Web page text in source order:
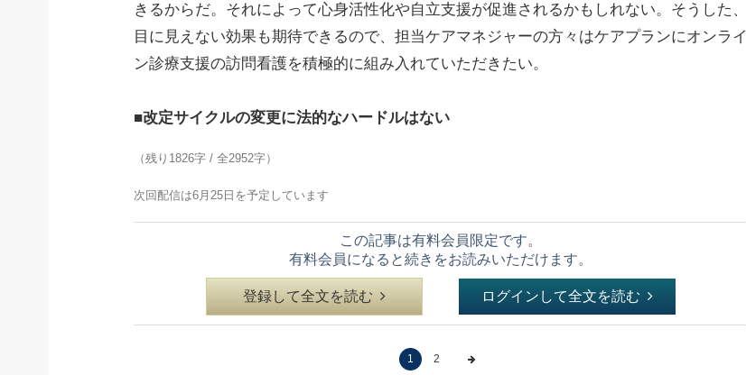
きるからだ。それによって心身活性化や自立支援が促進されるかもしれない。そうした、
目に見えない効果も期待できるので、担当ケアマネジャーの方々はケアプランにオンライ
ン診療支援の訪問看護を積極的に組み入れていただきたい。
■改定サイクルの変更に法的なハードルはない
（残り1826字 / 全2952字）
次回配信は6月25日を予定しています
この記事は有料会員限定です。
有料会員になると続きをお読みいただけます。
登録して全文を読む ログインして全文を読む
1 2